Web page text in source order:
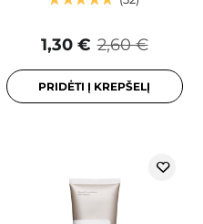
2,60 €
1,30 €
PRIDĖTI Į KREPŠELĮ